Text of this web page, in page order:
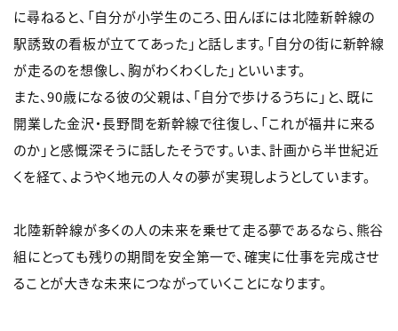
に尋ねると、「自分が小学生のころ、田んぼには北陸新幹線の
駅誘致の看板が立ててあった」と話します。「自分の街に新幹線
が走るのを想像し、胸がわくわくした」といいます。
また、90歳になる彼の父親は、「自分で歩けるうちに」と、既に
開業した金沢・長野間を新幹線で往復し、「これが福井に来る
のか」と感慨深そうに話したそうです。いま、計画から半世紀近
くを経て、ようやく地元の人々の夢が実現しようとしています。
北陸新幹線が多くの人の未来を乗せて走る夢であるなら、熊谷
組にとっても残りの期間を安全第一で、確実に仕事を完成させ
ることが大きな未来につながっていくことになります。